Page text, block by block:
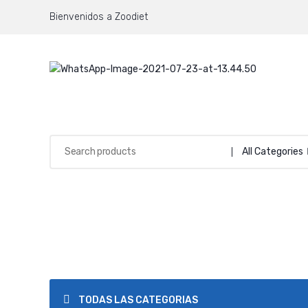
Bienvenidos a Zoodiet
All Categories
TODAS LAS CATEGORIAS